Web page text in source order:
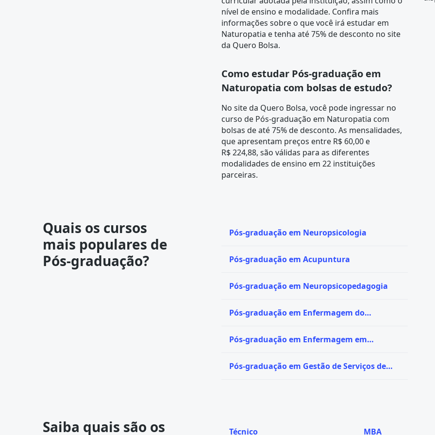
nível de ensino e modalidade. Confira mais
informações sobre o que você irá estudar em
Naturopatia e tenha até 75% de desconto no site
da Quero Bolsa.
Como estudar Pós-graduação em
Naturopatia com bolsas de estudo?
No site da Quero Bolsa, você pode ingressar no
curso de Pós-graduação em Naturopatia com
bolsas de até 75% de desconto. As mensalidades,
que apresentam preços entre R$ 60,00 e
R$ 224,88, são válidas para as diferentes
modalidades de ensino em 22 instituições
parceiras.
Quais os cursos
mais populares de
Pós-graduação?
Pós-graduação em Neuropsicologia
Pós-graduação em Acupuntura
Pós-graduação em Neuropsicopedagogia
Pós-graduação em Enfermagem do
Pós-graduação em Enfermagem em
Pós-graduação em Gestão de Serviços de
Saiba quais são os
Técnico MBA